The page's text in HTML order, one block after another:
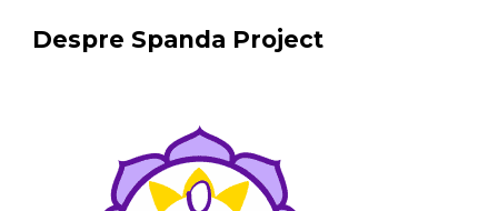
Despre Spanda Project